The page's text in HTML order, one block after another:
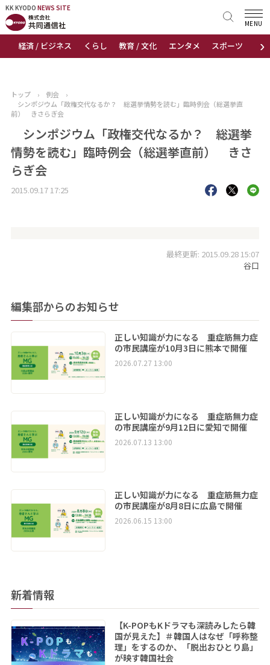
KK KYODO NEWS SITE
›
経済 / ビジネス くらし 教育 / 文化 エンタメ スポーツ 地域
MENU
KK KYODONEWS SITE
トップページ
ニュース
おすすめコンテンツ
出版物
トップ › 例会
›
シンポジウム「政権交代なるか？ 総選挙情勢を読む」臨時例会（総選挙直
前） きさらぎ会
シンポジウム「政権交代なるか？ 総選挙
情勢を読む」臨時例会（総選挙直前） きさ
らぎ会
2015.09.17 17:25
最終更新: 2015.09.28 15:07
谷口
編集部からのお知らせ
正しい知識が力になる 重症筋無力症
の市民講座が10月3日に熊本で開催
2026.07.27 13:00
正しい知識が力になる 重症筋無力症
の市民講座が9月12日に愛知で開催
2026.07.13 13:00
正しい知識が力になる 重症筋無力症
の市民講座が8月8日に広島で開催
2026.06.15 13:00
新着情報
【K-POPもKドラマも深読みしたら韓
国が見えた】＃韓国人はなぜ「呼称整
理」をするのか、「脱出おひとり島」
が映す韓国社会